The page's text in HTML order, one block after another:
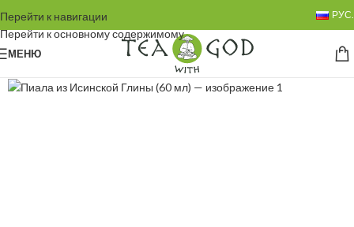
Перейти к навигации
Перейти к основному содержимому
РУС.
МЕНЮ